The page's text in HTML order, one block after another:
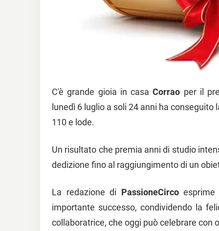
C'è grande gioia in casaCorrao per il
lunedì 6 luglio a soli 24 anni ha
110 e lode.
Un risultato che premia anni di studio
dedizione fino al raggiungimento di un
La redazione di PassioneCirco
importante successo, condividendo la
collaboratrice, che oggi può celebrare con